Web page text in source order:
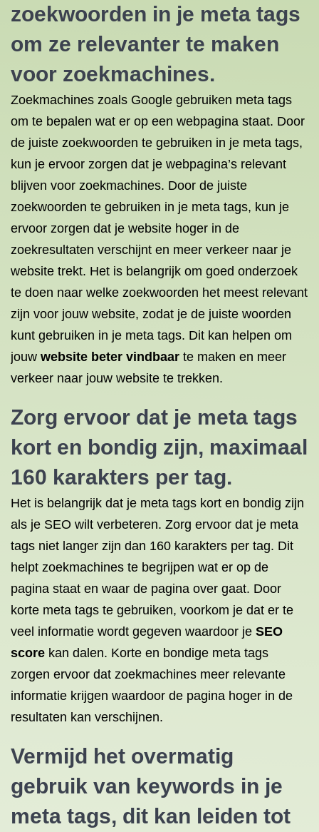
zoekwoorden in je meta tags
om ze relevanter te maken
voor zoekmachines.
Zoekmachines zoals Google gebruiken meta tags
om te bepalen wat er op een webpagina staat. Door
de juiste zoekwoorden te gebruiken in je meta tags,
kun je ervoor zorgen dat je webpagina’s relevant
blijven voor zoekmachines. Door de juiste
zoekwoorden te gebruiken in je meta tags, kun je
ervoor zorgen dat je website hoger in de
zoekresultaten verschijnt en meer verkeer naar je
website trekt. Het is belangrijk om goed onderzoek
te doen naar welke zoekwoorden het meest relevant
zijn voor jouw website, zodat je de juiste woorden
kunt gebruiken in je meta tags. Dit kan helpen om
jouw website beter vindbaar te maken en meer
verkeer naar jouw website te trekken.
Zorg ervoor dat je meta tags
kort en bondig zijn, maximaal
160 karakters per tag.
Het is belangrijk dat je meta tags kort en bondig zijn
als je SEO wilt verbeteren. Zorg ervoor dat je meta
tags niet langer zijn dan 160 karakters per tag. Dit
helpt zoekmachines te begrijpen wat er op de
pagina staat en waar de pagina over gaat. Door
korte meta tags te gebruiken, voorkom je dat er te
veel informatie wordt gegeven waardoor je SEO
score kan dalen. Korte en bondige meta tags
zorgen ervoor dat zoekmachines meer relevante
informatie krijgen waardoor de pagina hoger in de
resultaten kan verschijnen.
Vermijd het overmatig
gebruik van keywords in je
meta tags, dit kan leiden tot